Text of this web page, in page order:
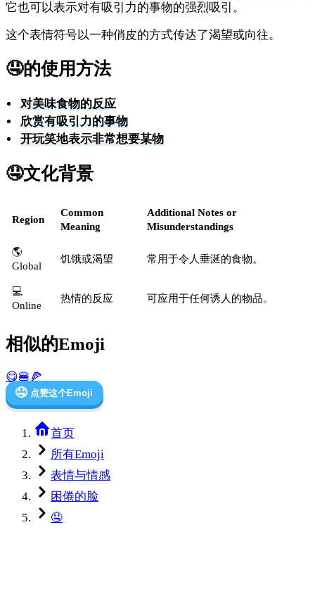
它也可以表示对有吸引力的事物的强烈吸引。
这个表情符号以一种俏皮的方式传达了渴望或向往。
🤤的使用方法
对美味食物的反应
欣赏有吸引力的事物
开玩笑地表示非常想要某物
🤤文化背景
Region
Common
Meaning
Additional Notes or
Misunderstandings
🌎
Global
饥饿或渴望 常用于令人垂涎的食物。
💻
Online
热情的反应 可应用于任何诱人的物品。
相似的Emoji
😋🍔 🍕
🤤 点赞这个Emoji
首页
所有Emoji
表情与情感
困倦的脸
🤤